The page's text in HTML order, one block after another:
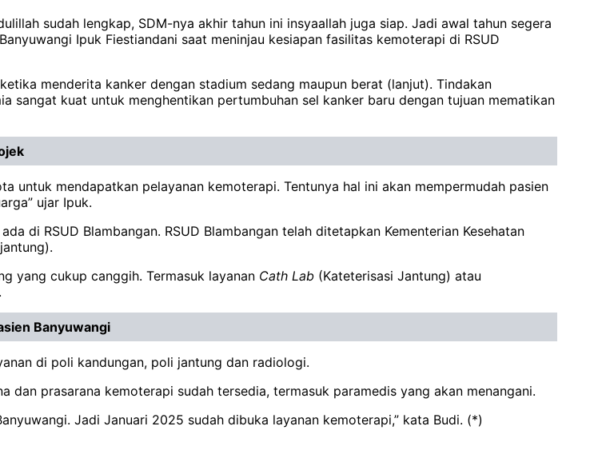
sudah lengkap, SDM-nya akhir tahun ini insyaallah juga siap. Jadi awal tahun segera
Ipuk Fiestiandani saat meninjau kesiapan fasilitas kemoterapi di RSUD
menderita kanker dengan stadium sedang maupun berat (lanjut). Tindakan
sangat kuat untuk menghentikan pertumbuhan sel kanker baru dengan tujuan mematikan
untuk mendapatkan pelayanan kemoterapi. Tentunya hal ini akan mempermudah pasien
ujar Ipuk.
di RSUD Blambangan. RSUD Blambangan telah ditetapkan Kementerian Kesehatan
yang cukup canggih. Termasuk layanan Cath Lab (Kateterisasi Jantung) atau
Banyuwangi
di poli kandungan, poli jantung dan radiologi.
dan prasarana kemoterapi sudah tersedia, termasuk paramedis yang akan menangani.
Jadi Januari 2025 sudah dibuka layanan kemoterapi,” kata Budi. (*)